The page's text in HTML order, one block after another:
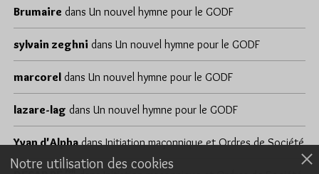
Brumaire dans Un nouvel hymne pour le GODF
sylvain zeghni dans Un nouvel hymne pour le GODF
marcorel dans Un nouvel hymne pour le GODF
lazare-lag dans Un nouvel hymne pour le GODF
Yvan d'AlphadansInitiation maçonnique et Ordres de Société
Notre utilisation des cookies